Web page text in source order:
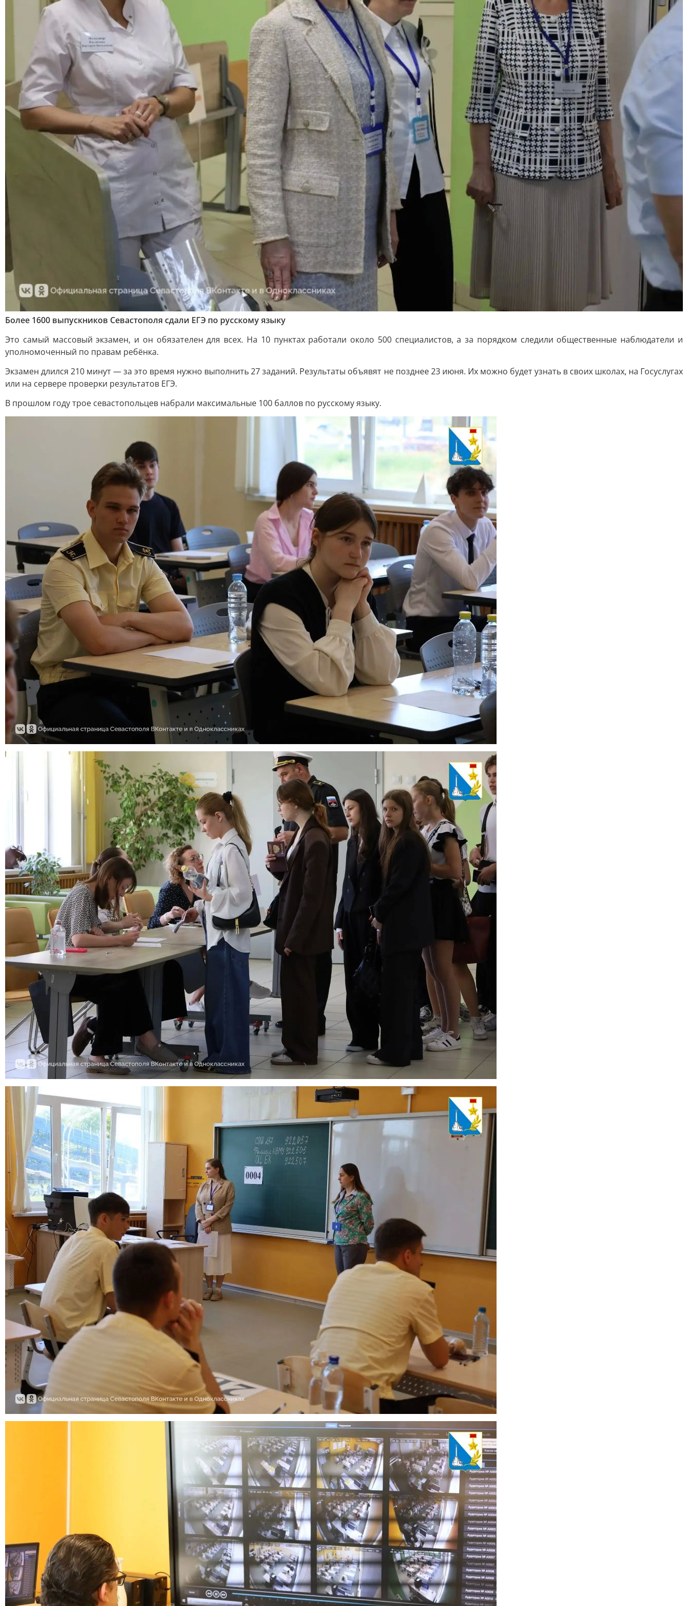
Более 1600 выпускников Севастополя сдали ЕГЭ по русскому языку
Это самый массовый экзамен, и он обязателен для всех. На 10 пунктах работали около 500 специалистов, а за порядком следили общественные наблюдатели и
уполномоченный по правам ребёнка.
Экзамен длился 210 минут — за это время нужно выполнить 27 заданий. Результаты объявят не позднее 23 июня. Их можно будет узнать в своих школах, на Госуслугах
или на сервере проверки результатов ЕГЭ.
В прошлом году трое севастопольцев набрали максимальные 100 баллов по русскому языку.